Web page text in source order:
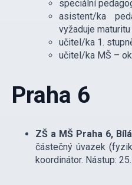
speciální
asistent/ka
vyžaduje
učitel/ka 1.
učitel/ka MŠ –
Praha 6
ZŠ a MŠ Praha 6, Bílá
částečný úvazek
koordinátor. Nástup: